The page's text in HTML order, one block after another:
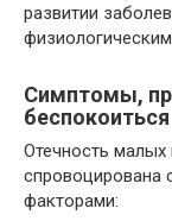
развитии
Симптомы,
беспокоиться
Отечность
спровоцирована
факторами: